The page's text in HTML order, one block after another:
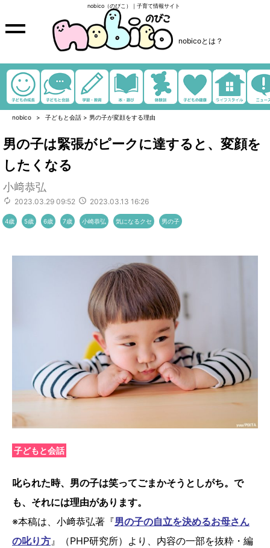
nobico（のびこ）｜子育て情報サイト
nobicoとは？
nobico 子どもと会話 > 男の子が変顔をする理由
男の子は緊張がピークに達すると、変顔を
したくなる
小﨑恭弘
2023.03.29 09:52 2023.03.13 16:26
4歳 5歳 6歳 7歳 小崎恭弘 気になるクセ 男の子
子どもと会話
叱られた時、男の子は笑ってごまかそうとしがち。で
も、それには理由があります。
※本稿は、小﨑恭弘著『男の子の自立を決めるお母さん
の叱り方 』（PHP研究所）より、内容の一部を抜粋・編